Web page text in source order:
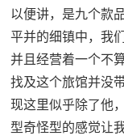
以便讲，是九个款
平并的细镇中，我
并且经营着一个不
找及这个旅馆并没
现这里似乎除了他
型奇怪型的感觉让